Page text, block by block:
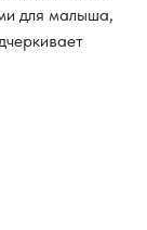
для малыша,